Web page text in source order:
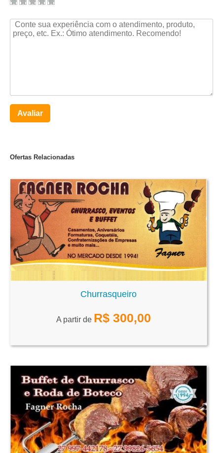
Avaliar
Ofertas Relacionadas
Churrasqueiro
A partir de R$ 300,00